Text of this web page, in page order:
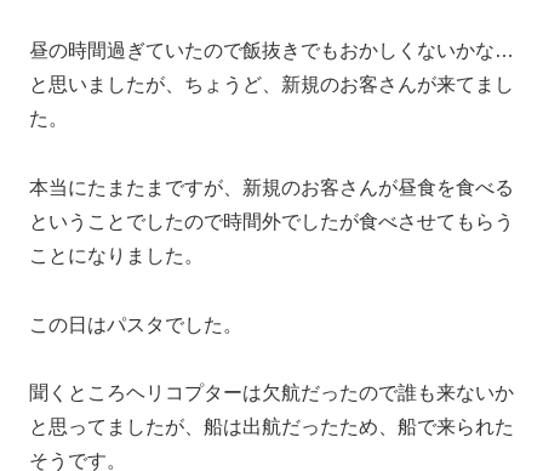
昼の時間過ぎていたので飯抜きでもおかしくないかな…
と思いましたが、ちょうど、新規のお客さんが来てまし
た。
本当にたまたまですが、新規のお客さんが昼食を食べる
ということでしたので時間外でしたが食べさせてもらう
ことになりました。
この日はパスタでした。
聞くところヘリコプターは欠航だったので誰も来ないか
と思ってましたが、船は出航だったため、船で来られた
そうです。